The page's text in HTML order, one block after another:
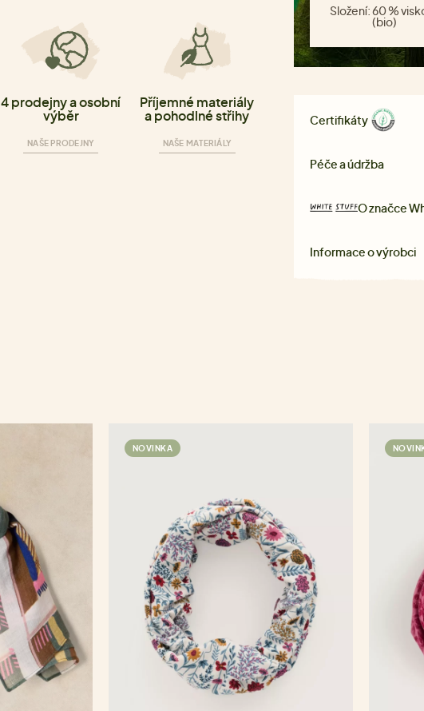
4 prodejny a osobní
výběr
NAŠE PRODEJNY
Příjemné materiály
a pohodlné střihy
NAŠE MATERIÁLY
Složení:60 %
(bio)
Certifikáty
Péče a údržba
O značce
Informace o výrobci
NOVINKA